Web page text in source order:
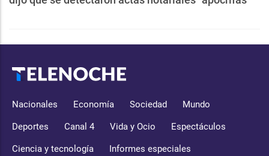
Nacionales Economía Sociedad Mundo
Deportes Canal 4 Vida y Ocio Espectáculos
Ciencia y tecnología Informes especiales